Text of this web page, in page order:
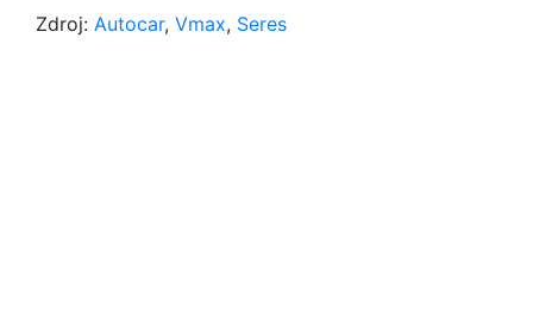
Zdroj: Autocar, Vmax, Seres